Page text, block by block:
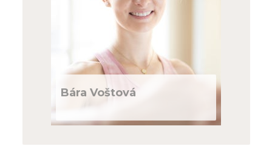
Bára Voštová